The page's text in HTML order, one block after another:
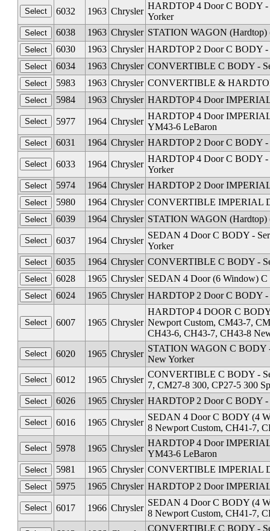
6032
1963 Chrysler
HARDTOP 4 Door C BODY
Yorker
6038
1963 Chrysler STATION WAGON
6030
1963 Chrysler HARDTOP 2 Door C BODY
6034
1963 Chrysler CONVERTIBLE C BODY -
5983
1963 Chrysler CONVERTIBLE &
5984
1963 Chrysler HARDTOP 4 Door
5977 1964 Chrysler
HARDTOP 4 Door
YM43-6 LeBaron
6031
1964 Chrysler HARDTOP 2 Door C BODY
6033 1964 Chrysler
HARDTOP 4 Door C BODY
Yorker
5974
1964 Chrysler HARDTOP 2 Door
5980
1964 Chrysler CONVERTIBLE IMPERIAL
6039
1964 Chrysler STATION WAGON
6037 1964 Chrysler
SEDAN 4 Door C BODY -
Yorker
6035
1964 Chrysler CONVERTIBLE C BODY -
6028
1965 Chrysler SEDAN 4 Door (6 Window)
6024
1965 Chrysler HARDTOP 2 Door C BODY -
6007 1965 Chrysler
HARDTOP 4 DOOR C
Newport Custom, CM43-7,
CH43-6, CH43-7, CH43-8
6020
1965 Chrysler
STATION WAGON C BODY
New Yorker
6012
1965 Chrysler
CONVERTIBLE C BODY -
7, CM27-8 300, CP27-5 300
6026
1965 Chrysler HARDTOP 2 Door C BODY -
6016 1965 Chrysler
SEDAN 4 Door C BODY (4
8 Newport Custom, CH41-7,
5978
1965 Chrysler
HARDTOP 4 Door
YM43-6 LeBaron
5981
1965 Chrysler CONVERTIBLE IMPERIAL
5975
1965 Chrysler HARDTOP 2 Door
6017 1966 Chrysler
SEDAN 4 Door C BODY (4
8 Newport Custom, CH41-7,
CONVERTIBLE C BODY -